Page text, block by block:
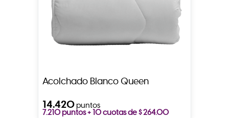
Acolchado Blanco Queen
14.420puntos
7.210 puntos + 10 cuotas de $ 264.00